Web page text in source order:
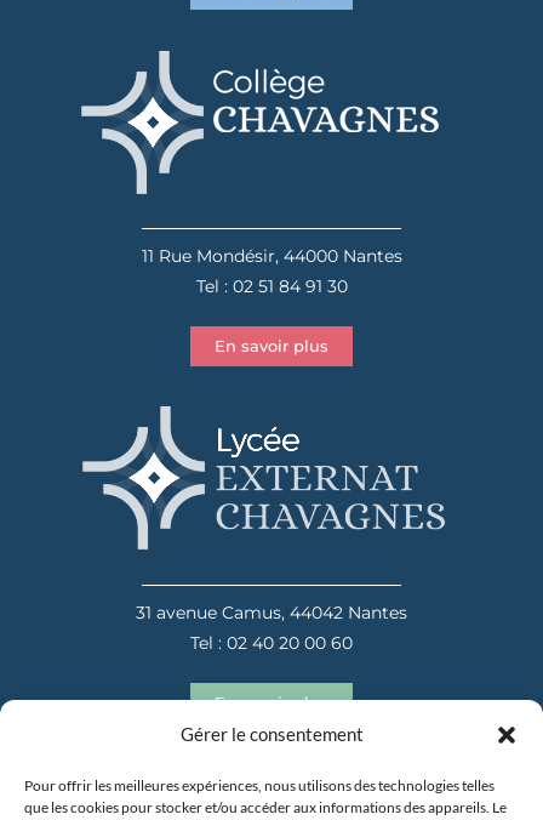
Gérer le consentement
Pour offrir les meilleures expériences, nous utilisons des technologies telles
que les cookies pour stocker et/ou accéder aux informations des appareils. Le
11 Rue Mondésir, 44000 Nantes
Tel : 02 51 84 91 30
En savoir plus
31 avenue Camus, 44042 Nantes
Tel : 02 40 20 00 60
En savoir plus